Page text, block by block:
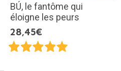
BÚ, le fantôme qui
éloigne les peurs
28,45€